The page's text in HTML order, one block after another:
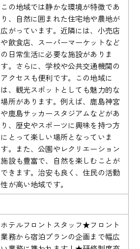
この地域では静かな環境が特徴であ
り、自然に囲まれた住宅地や農地が
広がっています。近隣には、小売店
や飲食店、スーパーマーケットなど
の日常生活に必要な施設がありま
す。さらに、学校や公共交通機関の
アクセスも便利です。この地域に
は、観光スポットとしても魅力的な
場所があります。例えば、鹿島神宮
や鹿島サッカースタジアムなどがあ
り、歴史やスポーツに興味を持つ方
にとって楽しい場所となっていま
す。また、公園やレクリエーション
施設も豊富で、自然を楽しむことが
できます。治安も良く、住民の活動
性が高い地域です。
ホテルフロントスタッフ★フロント
業務から宿泊プランの企画まで幅広